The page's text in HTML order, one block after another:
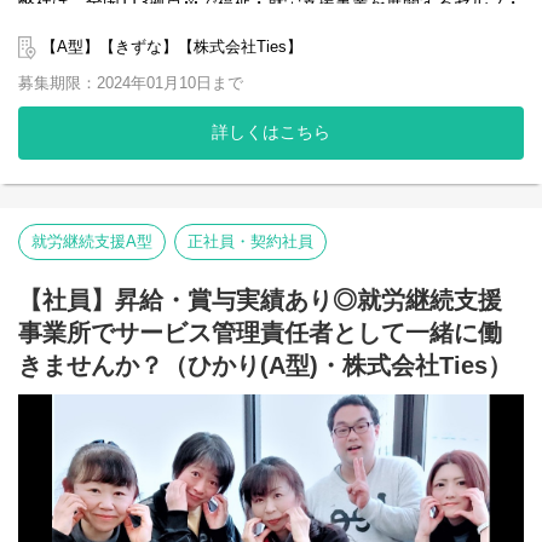
14:30 支援記録作成
15:00 (15:30) ／退社
グループ全体で培った豊富なノウハウとネットワークを活かし、
※2025年4月時点
弊社グループでは2つのパターンの事業所を全国に展開をさせて頂
【就労継続支援A型事業所】
【就労継続支援B型事業所】
⇒障がい者の方々とは非雇用型で内職などの作業を中心にA型や一
般就労を目指す、または高い工賃を目指すサービス。
利用者さんの日々の訓練をサポートする支援員を募集していま
す。
■業務内容
・利用者様の直接支援および指導
・利用者様とコミュニケーションを取る
・その他支援記録作成 など
基本的に食事や入浴、排泄のような介助・介護の作業はありませ
【A型】【きずな】【株式会社Ties】
募集期限：2024年01月10日まで
詳しくはこちら
就労継続支援A型 正社員・契約社員
【社員】昇給・賞与実績あり◎就労継続支援
事業所でサービス管理責任者として一緒に働
きませんか？（ひかり(A型)・株式会社Ties）